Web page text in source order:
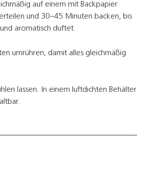
auf einem mit Backpapier
und 30–45 Minuten backen, bis
aromatisch duftet.
umrühren, damit alles gleichmäßig
lassen. In einem luftdichten Behälter